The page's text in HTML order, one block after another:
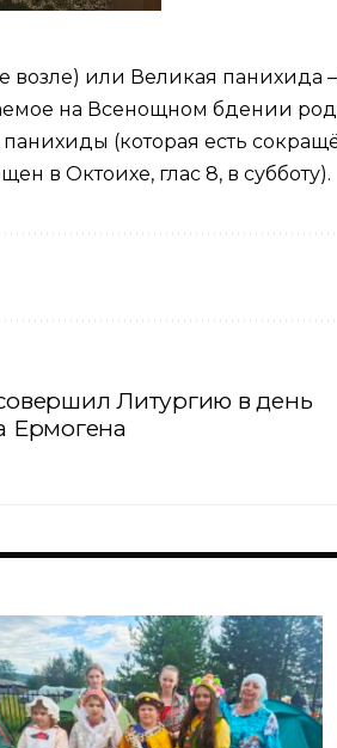
возле) или Великая
на Всенощном бдении
(которая есть
в Октоихе, глас 8, в субботу).
Литургию в день
Ермогена